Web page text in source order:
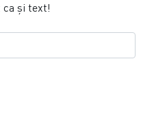
şi text!